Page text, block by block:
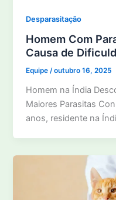
Desparasitação
Homem Com
Causa de
Equipe/outubro 16, 2025
Homem na Índia
Maiores Parasitas
anos, residente na